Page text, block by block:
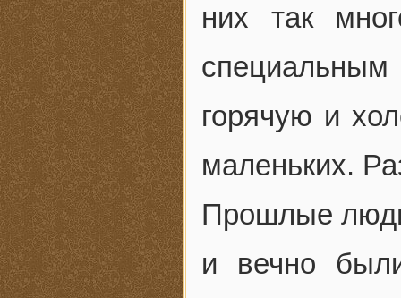
них так
горячую и
маленьких.
Прошлые
и вечно